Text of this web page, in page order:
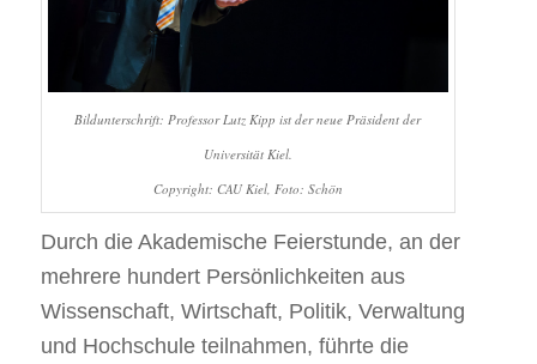
Bildunterschrift: Professor Lutz Kipp ist der neue Präsident der
Universität Kiel.
Copyright: CAU Kiel, Foto: Schön
Durch die Akademische Feierstunde, an der
mehrere hundert Persönlichkeiten aus
Wissenschaft, Wirtschaft, Politik, Verwaltung
und Hochschule teilnahmen, führte die